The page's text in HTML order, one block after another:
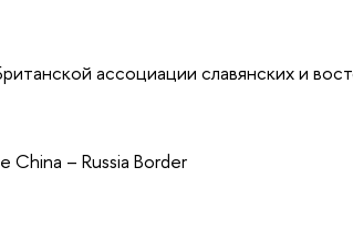
ассоциации славянских и
China – Russia Border